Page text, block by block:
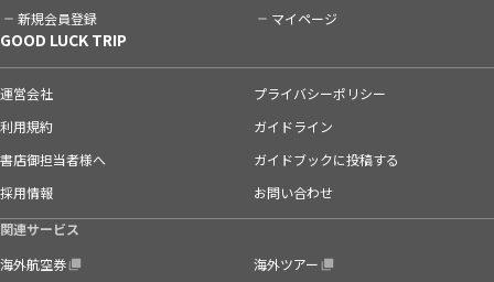
新規会員登録 マイページ
GOOD LUCK TRIP
運営会社
プライバシーポリシー
利用規約
ガイドライン
書店御担当者様へ
ガイドブックに投稿する
採用情報
お問い合わせ
関連サービス
海外航空券
海外ツアー